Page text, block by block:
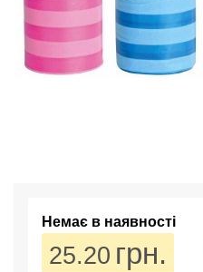
Немає в наявності
25.20 грн.